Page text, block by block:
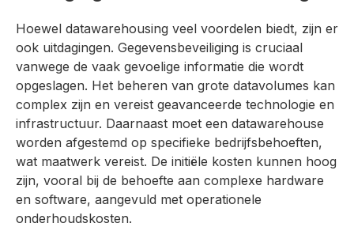
Hoewel datawarehousing veel voordelen biedt, zijn er
ook uitdagingen. Gegevensbeveiliging is cruciaal
vanwege de vaak gevoelige informatie die wordt
opgeslagen. Het beheren van grote datavolumes kan
complex zijn en vereist geavanceerde technologie en
infrastructuur. Daarnaast moet een datawarehouse
worden afgestemd op specifieke bedrijfsbehoeften,
wat maatwerk vereist. De initiële kosten kunnen hoog
zijn, vooral bij de behoefte aan complexe hardware
en software, aangevuld met operationele
onderhoudskosten.